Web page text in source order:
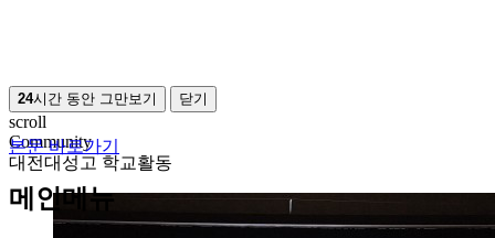
24시간 동안 그만보기 닫기
본문 바로가기
메인메뉴
scroll
Community
대전대성고 학교활동